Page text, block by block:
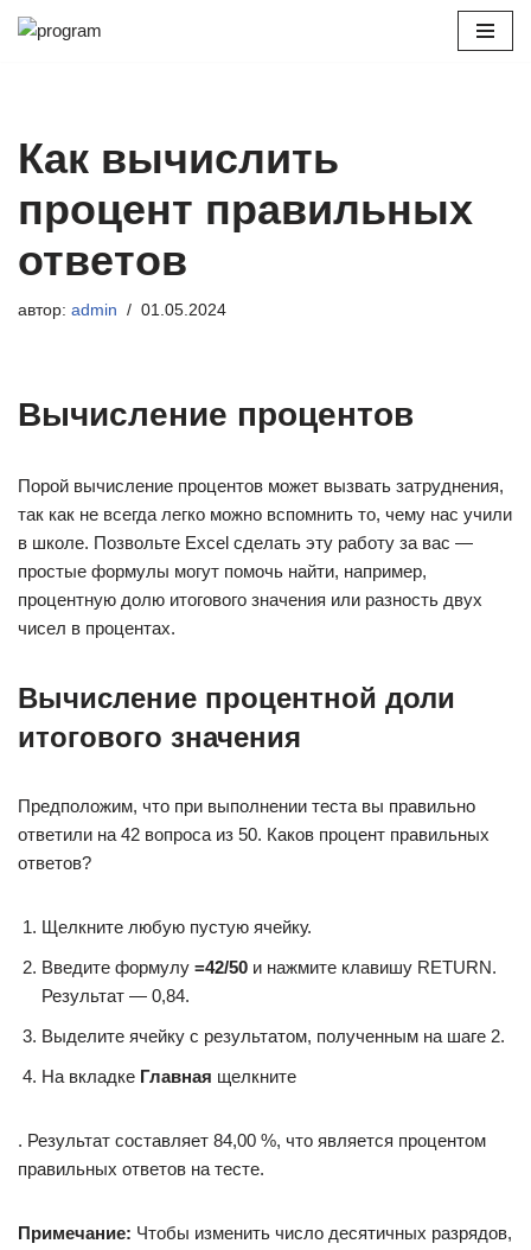
Как вычислить
процент правильных
ответов
автор: admin 01.05.2024
Вычисление процентов
Порой вычисление процентов может вызвать затруднения,
так как не всегда легко можно вспомнить то, чему нас учили
в школе. Позвольте Excel сделать эту работу за вас —
простые формулы могут помочь найти, например,
процентную долю итогового значения или разность двух
чисел в процентах.
Вычисление процентной доли
итогового значения
Предположим, что при выполнении теста вы правильно
ответили на 42 вопроса из 50. Каков процент правильных
ответов?
Щелкните любую пустую ячейку.
Введите формулу =42/50 и нажмите клавишу RETURN.
Результат — 0,84.
Выделите ячейку с результатом, полученным на шаге 2.
На вкладке Главная щелкните
. Результат составляет 84,00 %, что является процентом
правильных ответов на тесте.
Примечание: Чтобы изменить число десятичных разрядов,